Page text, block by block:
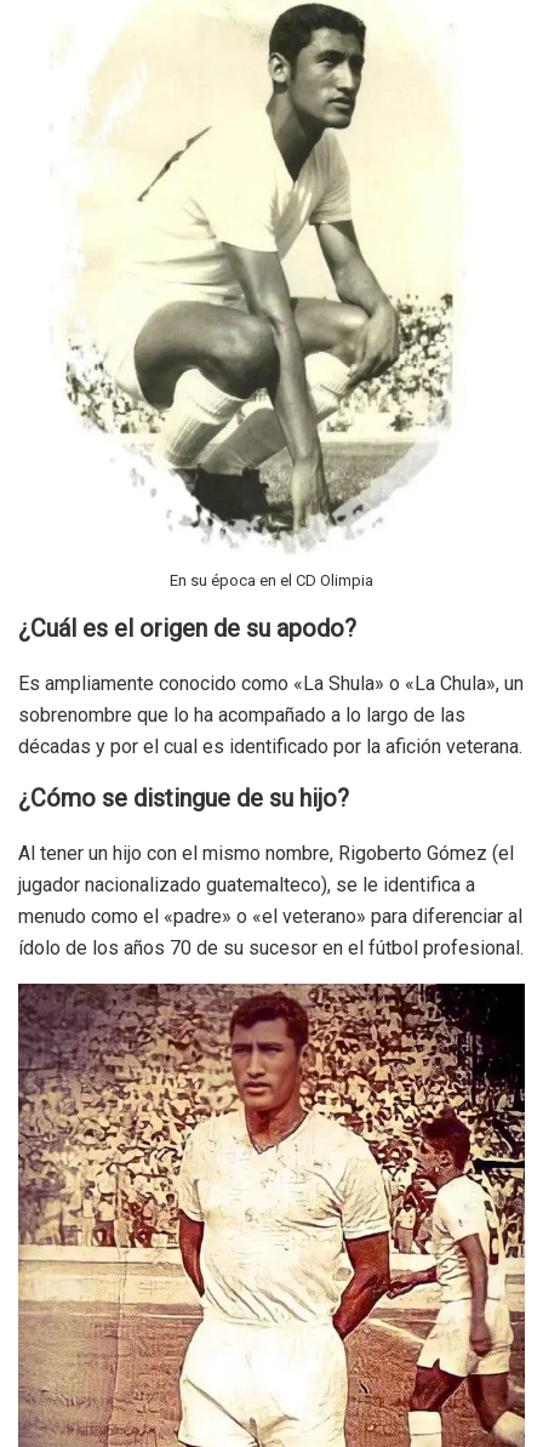
En su época en el CD Olimpia
¿Cuál es el origen de su apodo?
Es ampliamente conocido como «La Shula» o «La Chula», un
sobrenombre que lo ha acompañado a lo largo de las
décadas y por el cual es identificado por la afición veterana.
¿Cómo se distingue de su hijo?
Al tener un hijo con el mismo nombre, Rigoberto Gómez (el
jugador nacionalizado guatemalteco), se le identifica a
menudo como el «padre» o «el veterano» para diferenciar al
ídolo de los años 70 de su sucesor en el fútbol profesional.